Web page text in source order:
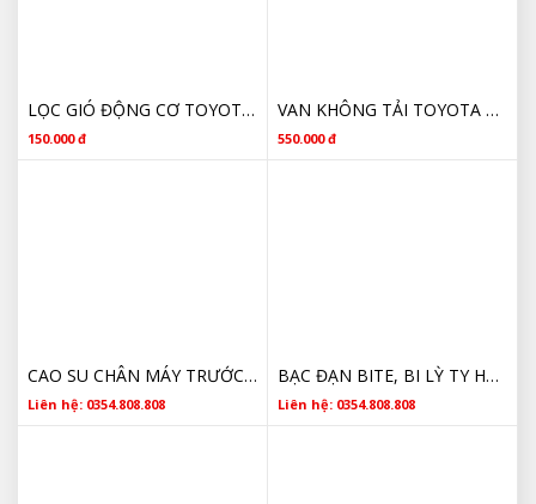
LỌC GIÓ ĐỘNG CƠ TOYOTA VIOS 2005 GIÁ RẺ
150.000 đ
VAN KHÔNG TẢI TOYOTA VIOS 2005 GIÁ RẺ
550.000 đ
CAO SU CHÂN MÁY TRƯỚC TOYOTA VIOS 2014 BÊN PHẢI 12305-0M122, 123050M122
Liên hệ: 0354.808.808
BẠC ĐẠN BITE, BI LỲ TY HỢP TOYOTA VIOS 2014, 2015, 2016 31230-12181, 3123012181 CHÍNH HÃNG
Liên hệ: 0354.808.808